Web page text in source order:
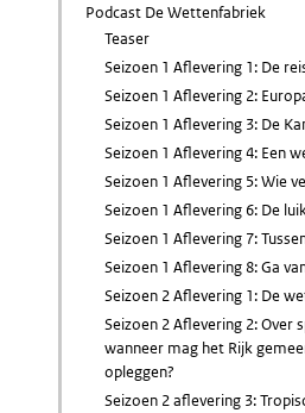
Podcast De Wettenfabriek
Teaser
Seizoen 1 Aflevering 1: De
Seizoen 1 Aflevering 2:
Seizoen 1 Aflevering 3: De
Seizoen 1 Aflevering 4: Een
Seizoen 1 Aflevering 5: Wie
Seizoen 1 Aflevering 6: De
Seizoen 1 Aflevering 7:
Seizoen 1 Aflevering 8: Ga
Seizoen 2 Aflevering 1: De
Seizoen 2 Aflevering 2: Over
wanneer mag het Rijk
opleggen?
Seizoen 2 aflevering 3: